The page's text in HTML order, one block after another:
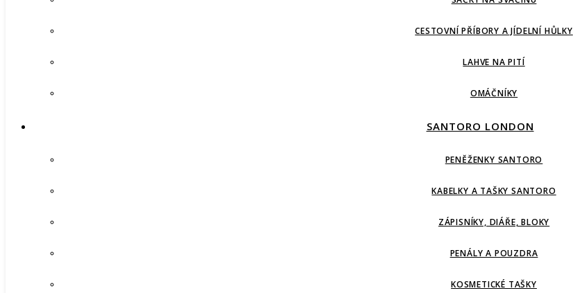
CESTOVNÍ PŘÍBORY A JÍDELNÍ HŮLKY
LAHVE NA PITÍ
OMÁČNÍKY
SANTORO LONDON
PENĚŽENKY SANTORO
KABELKY A TAŠKY SANTORO
ZÁPISNÍKY, DIÁŘE, BLOKY
PENÁLY A POUZDRA
KOSMETICKÉ TAŠKY